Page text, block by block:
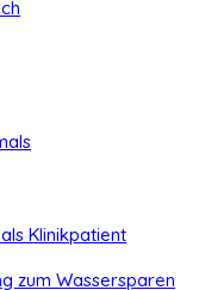
Klinikpatient
zum Wassersparen